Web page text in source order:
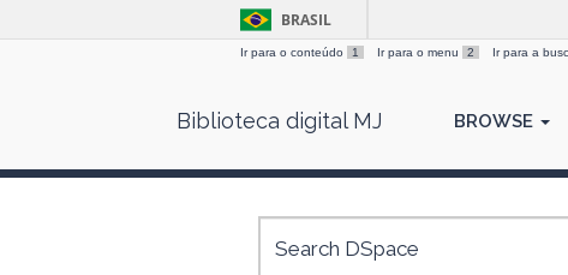
BRASIL
Ir para o conteúdo 1 Ir para o menu 2 Ir para a
Biblioteca digital MJ BROWSE